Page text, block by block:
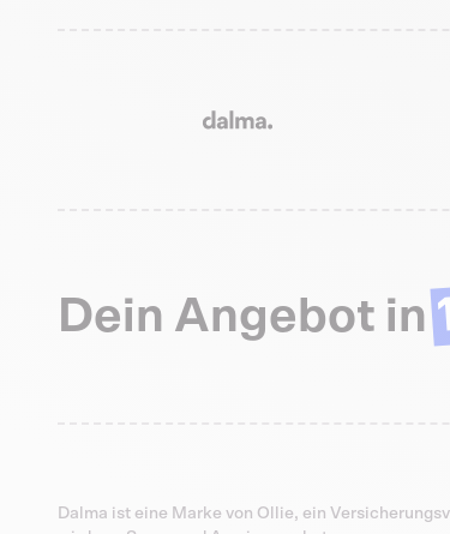
Dein Angebot in
Dalma ist eine Marke von Ollie, ein